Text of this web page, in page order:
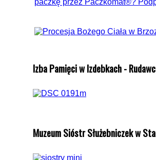
Izba Pamięci w Izdebkach -
Muzeum Sióstr Służebniczek w